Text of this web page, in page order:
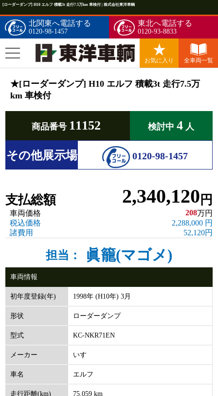
[ローダーダンプ] H10 エルフ 積載3t 走行7.5万km 車検付 | 株式会社東洋車輌
北関東へ電話する
0120-98-1457
東北へ電話する
0120-93-8833
お気に入り 全車両一覧
★[ローダーダンプ] H10 エルフ 積載3t 走行7.5万
km 車検付
商品番号 11152 検討中 4 人
その他展示場 0120-98-1457
支払総額 2,340,120 円
車両価格 208万円
税込価格
2,288,000 円
諸費用
52,120円
担当： 眞籠(マゴメ)
車両情報
初年度登録(年) 1998年 (H10年) 3月
形状 ローダーダンプ
型式 KC-NKR71EN
メーカー いすゞ
車名 エルフ
走行距離(km) 75,059 km